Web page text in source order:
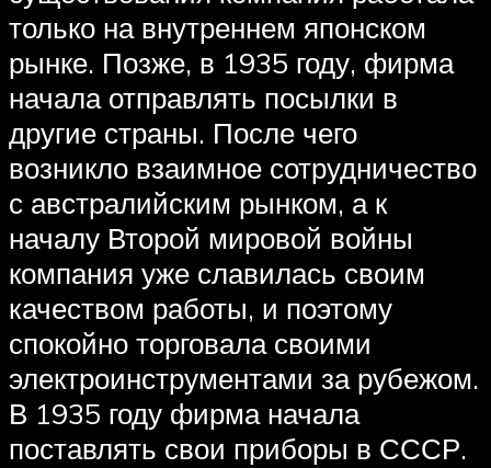
только на внутреннем японском
рынке. Позже, в 1935 году, фирма
начала отправлять посылки в
другие страны. После чего
возникло взаимное сотрудничество
с австралийским рынком, а к
началу Второй мировой войны
компания уже славилась своим
качеством работы, и поэтому
спокойно торговала своими
электроинструментами за рубежом.
В 1935 году фирма начала
поставлять свои приборы в СССР.